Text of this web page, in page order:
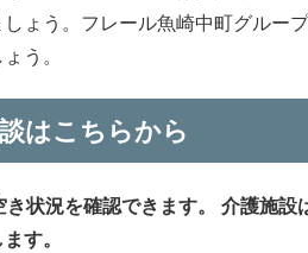
ょう。フレール魚崎中町グルー
う。
はこちらから
状況を確認できます。
介護施設
す。